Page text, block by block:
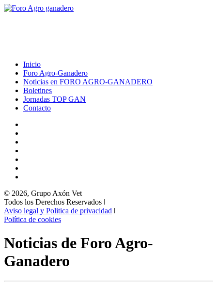
Inicio
Foro Agro-Ganadero
Noticias en FORO AGRO-GANADERO
Boletines
Jornadas TOP GAN
Contacto
© 2026, Grupo Axón Vet
Todos los Derechos Reservados ǀ
Aviso legal y Politica de privacidad ǀ
Política de cookies
Noticias de Foro Agro-
Ganadero